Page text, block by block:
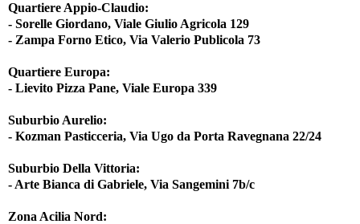
Quartiere Appio-Claudio:
- Sorelle Giordano, Viale Giulio Agricola 129
- Zampa Forno Etico, Via Valerio Publicola 73
Quartiere Europa:
- Lievito Pizza Pane, Viale Europa 339
Suburbio Aurelio:
- Kozman Pasticceria, Via Ugo da Porta Ravegnana 22/24
Suburbio Della Vittoria:
- Arte Bianca di Gabriele, Via Sangemini 7b/c
Zona Acilia Nord: